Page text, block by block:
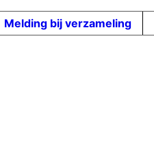
Melding bij verzameling